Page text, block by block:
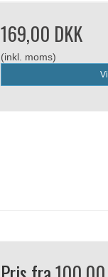
169,00 DKK
(inkl. moms)